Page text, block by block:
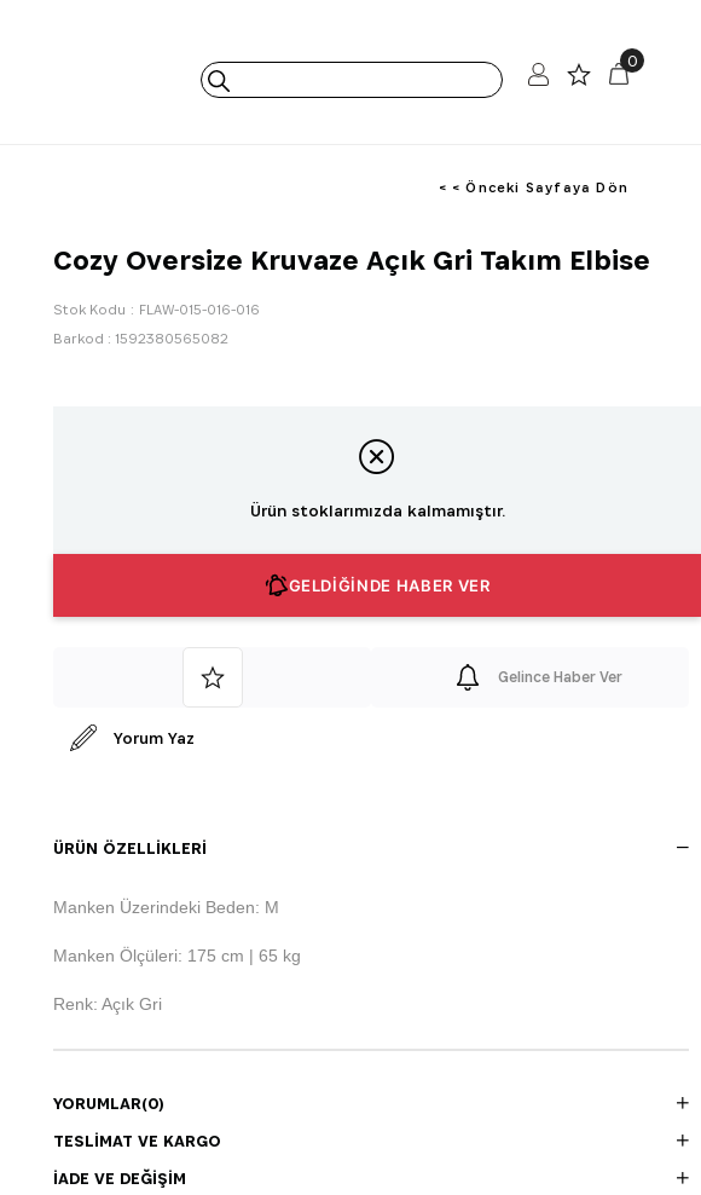
0
< < Önceki Sayfaya Dön
Cozy Oversize Kruvaze Açık Gri Takım Elbise
Stok Kodu
FLAW-015-016-016
Barkod : 1592380565082
Ürün stoklarımızda kalmamıştır.
GELDİĞİNDE HABER VER
Gelince Haber Ver
Yorum Yaz
ÜRÜN ÖZELLIKLERI
Manken Üzerindeki Beden: M
Manken Ölçüleri: 175 cm | 65 kg
Renk: Açık Gri
YORUMLAR(0)
TESLIMAT VE KARGO
İADE VE DEĞIŞIM